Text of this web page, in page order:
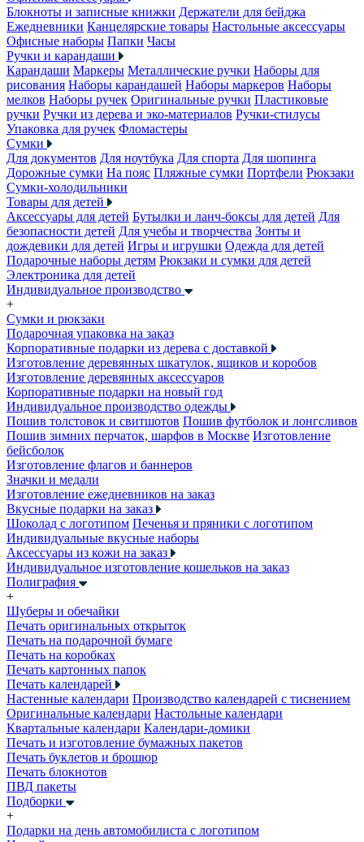
Блокноты и записные книжки Держатели для бейджа
Ежедневники Канцелярские товары Настольные аксессуары
Офисные наборы Папки Часы
Ручки и карандаши
Карандаши Маркеры Металлические ручки Наборы для
рисования Наборы карандашей Наборы маркеров Наборы
мелков Наборы ручек Оригинальные ручки Пластиковые
ручки Ручки из дерева и эко-материалов Ручки-стилусы
Упаковка для ручек Фломастеры
Сумки
Для документов Для ноутбука Для спорта Для шопинга
Дорожные сумки На пояс Пляжные сумки Портфели Рюкзаки
Сумки-холодильники
Товары для детей
Аксессуары для детей Бутылки и ланч-боксы для детей Для
безопасности детей Для учебы и творчества Зонты и
дождевики для детей Игры и игрушки Одежда для детей
Подарочные наборы детям Рюкзаки и сумки для детей
Электроника для детей
Индивидуальное производство
+
Сумки и рюкзаки
Подарочная упаковка на заказ
Корпоративные подарки из дерева с доставкой
Изготовление деревянных шкатулок, ящиков и коробов
Изготовление деревянных аксессуаров
Корпоративные подарки на новый год
Индивидуальное производство одежды
Пошив толстовок и свитшотов Пошив футболок и лонгсливов
Пошив зимних перчаток, шарфов в Москве Изготовление
бейсболок
Изготовление флагов и баннеров
Значки и медали
Изготовление ежедневников на заказ
Вкусные подарки на заказ
Шоколад с логотипом Печенья и пряники с логотипом
Индивидуальные вкусные наборы
Аксессуары из кожи на заказ
Индивидуальное изготовление кошельков на заказ
Полиграфия
+
Шуберы и обечайки
Печать оригинальных открыток
Печать на подарочной бумаге
Печать на коробках
Печать картонных папок
Печать календарей
Настенные календари Производство календарей с тиснением
Оригинальные календари Настольные календари
Квартальные календари Календари-домики
Печать и изготовление бумажных пакетов
Печать буклетов и брошюр
Печать блокнотов
ПВД пакеты
Подборки
+
Подарки на день автомобилиста с логотипом